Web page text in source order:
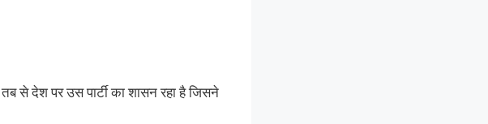
से देश पर उस पार्टी का शासन रहा है जिसने